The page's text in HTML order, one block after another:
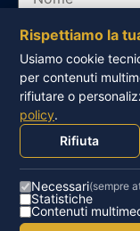
Ho letto e
Rispettiamo la
Usiamo cookie
per contenuti
rifiutare o
policy.
Rifiuta
Necessari(sempre
Statistiche
Contenuti